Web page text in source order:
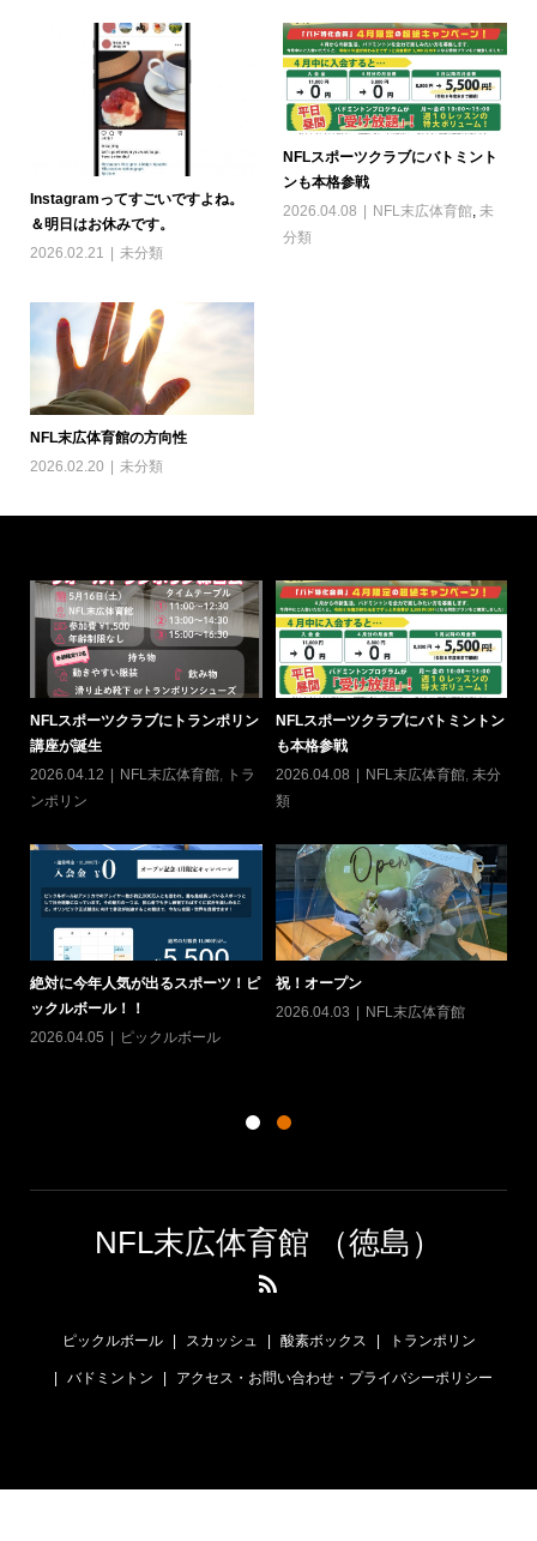
Instagramってすごいですよね。
＆明日はお休みです。
2026.02.21
未分類
NFLスポーツクラブにバトミント
ンも本格参戦
2026.04.08
NFL末広体育館,未
分類
NFL末広体育館の方向性
2026.02.20
未分類
NFLスポーツクラブにトランポリン
講座が誕生
2026.04.12
NFL末広体育館,
トラ
ンポリン
NFLスポーツクラブにバトミントン
も本格参戦
2026.04.08
NFL末広体育館, 未分
類
絶対に今年人気が出るスポーツ！ピ
ックルボール！！
2026.04.05
ピックルボール
祝！オープン
2026.04.03
NFL末広体育館
NFL末広体育館 （徳島）
ピックルボール スカッシュ 酸素ボックス トランポリン
バドミントン アクセス・お問い合わせ・プライバシーポリシー